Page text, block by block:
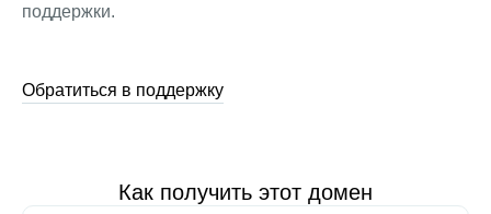
поддержки.
Обратиться в поддержку
Как получить этот домен